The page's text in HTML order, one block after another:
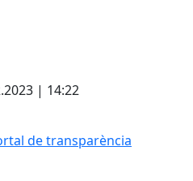
| 14:22
de transparència